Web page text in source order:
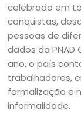
celebrado em
conquistas,
pessoas de
dados da PNAD
ano, o país
trabalhadores,
formalização e
informalidade.